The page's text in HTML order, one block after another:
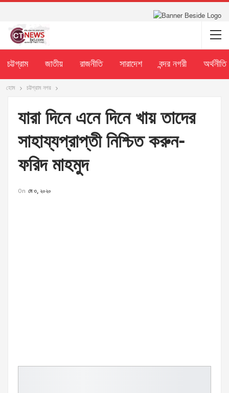
চট্টগ্রাম জাতীয় রাজনীতি সারাদেশ বন্দর নগরী অর্থনীতি
হোম চট্টগ্রাম নগর
যারা দিনে এনে দিনে খায় তাদের
সাহায্যপ্রাপ্তী নিশ্চিত করুন-
ফরিদ মাহমুদ
On মে ৩, ২০২০